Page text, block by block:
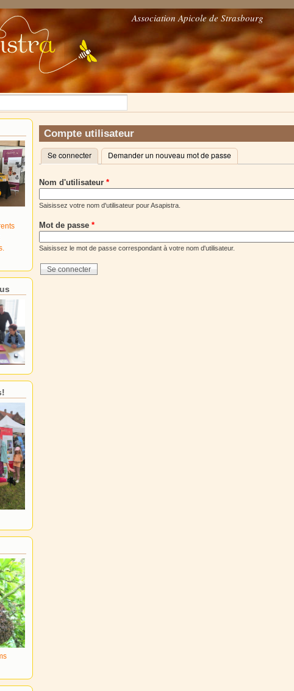
Association Apicole de Strasbourg
Compte utilisateur
Onglets principaux
Se connecter (onglet actif)
Demander un nouveau mot de passe
Nom d'utilisateur*
Saisissez votre nom d'utilisateur pour Asapistra.
Mot de passe*
Saisissez le mot de passe correspondant à votre nom d'utilisateur.